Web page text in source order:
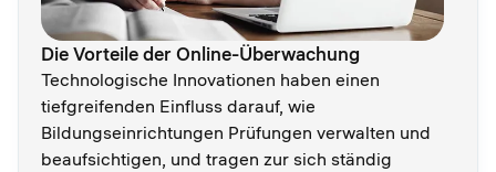
Die Vorteile der Online-Überwachung
Technologische Innovationen haben einen
tiefgreifenden Einfluss darauf, wie
Bildungseinrichtungen Prüfungen verwalten und
beaufsichtigen, und tragen zur sich ständig